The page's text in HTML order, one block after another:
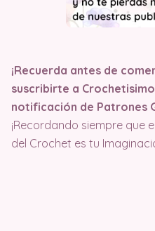
¡Recuerda antes de
suscribirte a
notificación de Patrones
¡Recordando siempre que
del Crochet es tu